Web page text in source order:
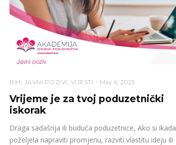
BIH JAVNI POZIVI VIJESTI May 6, 2025
Vrijeme je za tvoj poduzetnički
iskorak
Draga sadašnja ili buduća poduzetnice, Ako si ikada
poželjela napraviti promjenu, razviti vlastitu ideju ili